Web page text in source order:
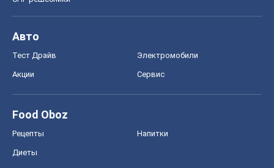
Авто
Тест Драйв Электромобили
Акции Сервис
Food Oboz
Рецепты Напитки
Диеты